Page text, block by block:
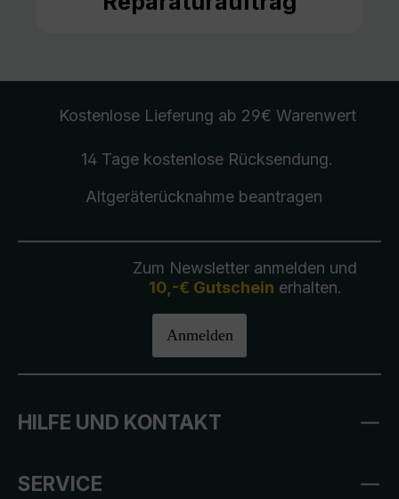
Kostenlose Lieferung ab 29€ Warenwert
14 Tage kostenlose Rücksendung.
Altgeräterücknahmebeantragen
Zum Newsletter anmelden und
10,-€ Gutschein erhalten.
Anmelden
HILFE UND KONTAKT
SERVICE